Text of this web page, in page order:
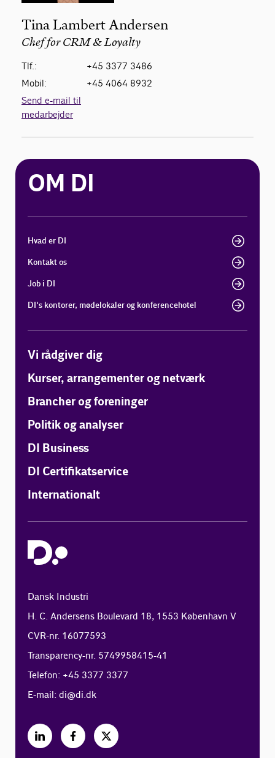
Tina Lambert Andersen
Chef for CRM & Loyalty
Tlf.:
+45 3377 3486
Mobil:
+45 4064 8932
Send e-mail til
medarbejder
OM DI
Hvad er DI
Kontakt os
Job i DI
DI's kontorer, mødelokaler og konferencehotel
Vi rådgiver dig
Kurser, arrangementer og netværk
Brancher og foreninger
Politik og analyser
DI Business
DI Certifikatservice
Internationalt
Dansk Industri
H. C. Andersens Boulevard 18, 1553 København V
CVR-nr. 16077593
Transparency-nr. 5749958415-41
Telefon: +45 3377 3377
E-mail:di@di.dk